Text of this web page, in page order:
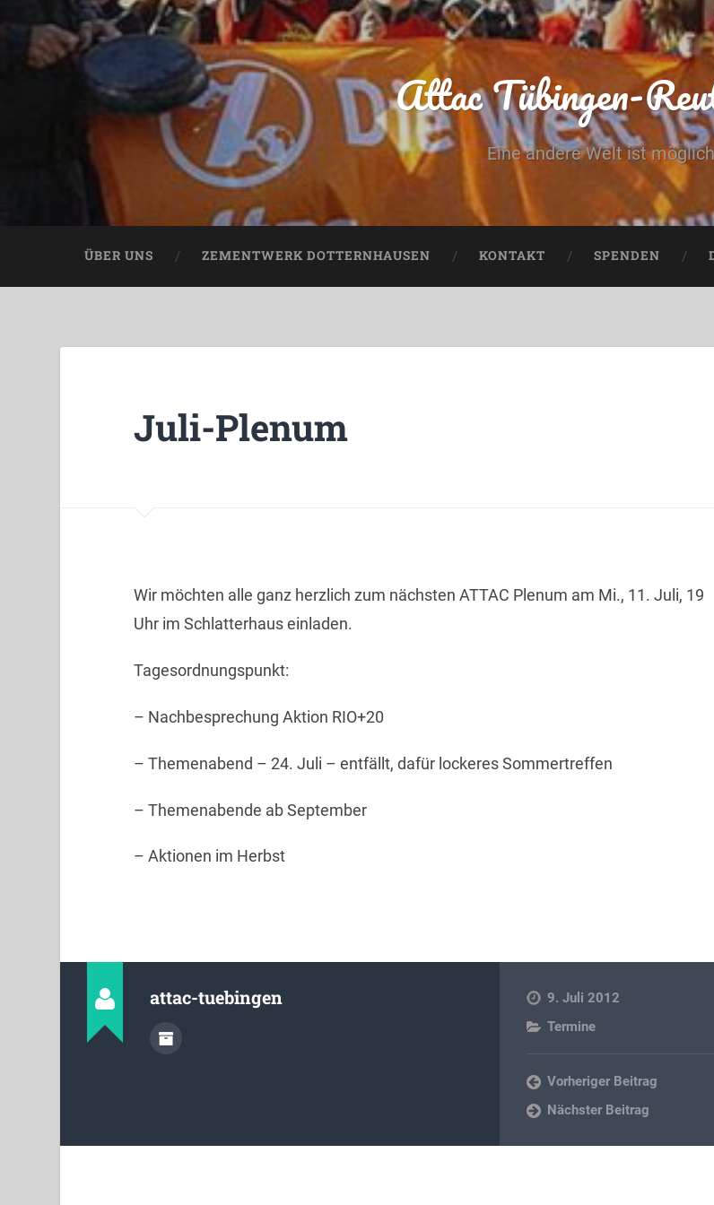
Attac Tübingen-
Eine andere Welt ist
ÜBER UNS ZEMENTWERK DOTTERNHAUSEN KONTAKT SPENDEN
Juli-Plenum
Wir möchten alle ganz herzlich zum nächsten ATTAC Plenum am Mi., 11. Juli, 19
Uhr im Schlatterhaus einladen.
Tagesordnungspunkt:
– Nachbesprechung Aktion RIO+20
– Themenabend – 24. Juli – entfällt, dafür lockeres Sommertreffen
– Themenabende ab September
– Aktionen im Herbst
attac-tuebingen
9. Juli 2012
Termine
Vorheriger Beitrag
Nächster Beitrag